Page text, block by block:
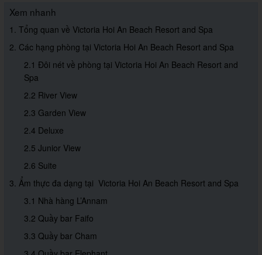
Xem nhanh
1. Tổng quan về Victoria Hoi An Beach Resort and Spa
2. Các hạng phòng tại Victoria Hoi An Beach Resort and Spa
2.1 Đôi nét về phòng tại Victoria Hoi An Beach Resort and
Spa
2.2 River View
2.3 Garden View
2.4 Deluxe
2.5 Junior View
2.6 Suite
3. Ẩm thực đa dạng tại Victoria Hoi An Beach Resort and Spa
3.1 Nhà hàng L’Annam
3.2 Quầy bar Faifo
3.3 Quầy bar Cham